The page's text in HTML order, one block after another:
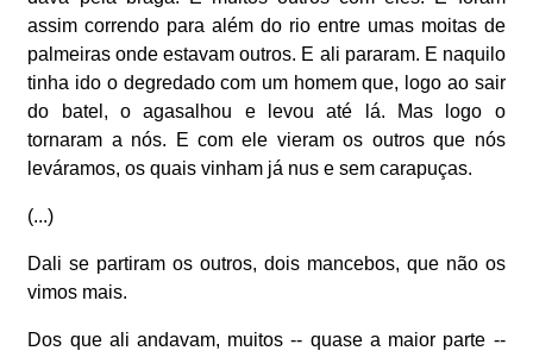
assim correndo para além do rio entre umas moitas de
palmeiras onde estavam outros. E ali pararam. E naquilo
tinha ido o degredado com um homem que, logo ao sair
do batel, o agasalhou e levou até lá. Mas logo o
tornaram a nós. E com ele vieram os outros que nós
leváramos, os quais vinham já nus e sem carapuças.
(...)
Dali se partiram os outros, dois mancebos, que não os
vimos mais.
Dos que ali andavam, muitos -- quase a maior parte --